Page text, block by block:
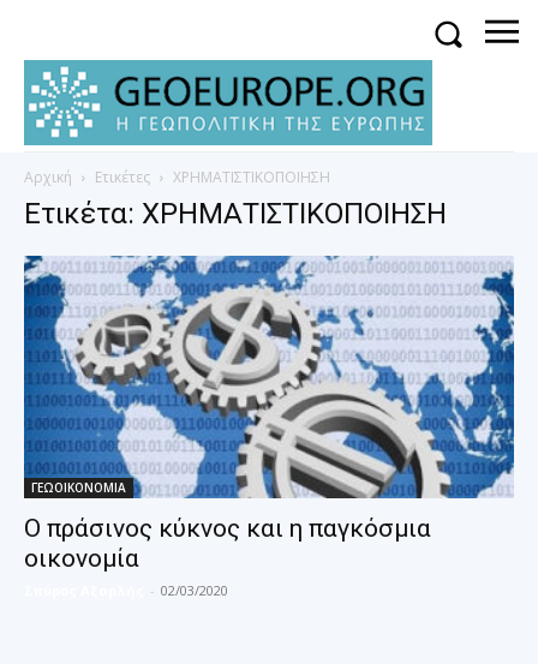
Αρχική Ετικέτες ΧΡΗΜΑΤΙΣΤΙΚΟΠΟΙΗΣΗ
Ετικέτα: ΧΡΗΜΑΤΙΣΤΙΚΟΠΟΙΗΣΗ
ΓΕΩΟΙΚΟΝΟΜΙΑ
Ο πράσινος κύκνος και η παγκόσμια
οικονομία
- 02/03/2020